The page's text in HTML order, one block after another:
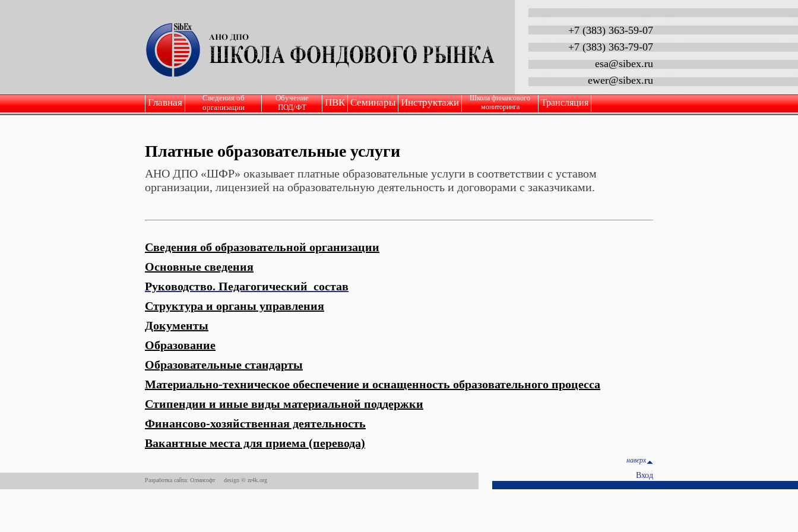
+7 (383) 363-59-07
+7 (383) 363-79-07
esa@sibex.ru
ewer@sibex.ru
Главная
Сведения об
организации
Обучение
ПОД/ФТ
ПВК Семинары Инструктажи
Школа финансового
мониторинга
Трансляция
Платные образовательные услуги
АНО ДПО «ШФР» оказывает платные образовательные услуги в соответствии с уставом
организации, лицензией на образовательную деятельность и договорами с заказчиками.
Сведения об образовательной организации
Основные сведения
Руководство. Педагогический состав
Структура и органы управления
Документы
Образование
Образовательные стандарты
Материально-техническое обеспечение и оснащенность образовательного процесса
Стипендии и иные виды материальной поддержки
Финансово-хозяйственная деятельность
Вакантные места для приема (перевода)
наверх
Разработка сайта: Олмисофт design © zr4k.org
Вход